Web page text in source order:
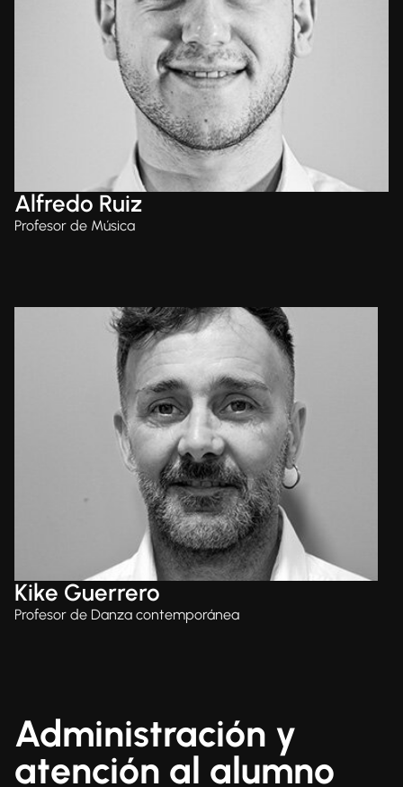
Alfredo Ruiz
Profesor de Música
Kike Guerrero
Profesor de Danza contemporánea
Administración y
atención al alumno